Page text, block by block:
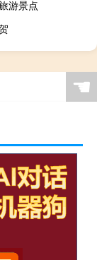
游景点
☚